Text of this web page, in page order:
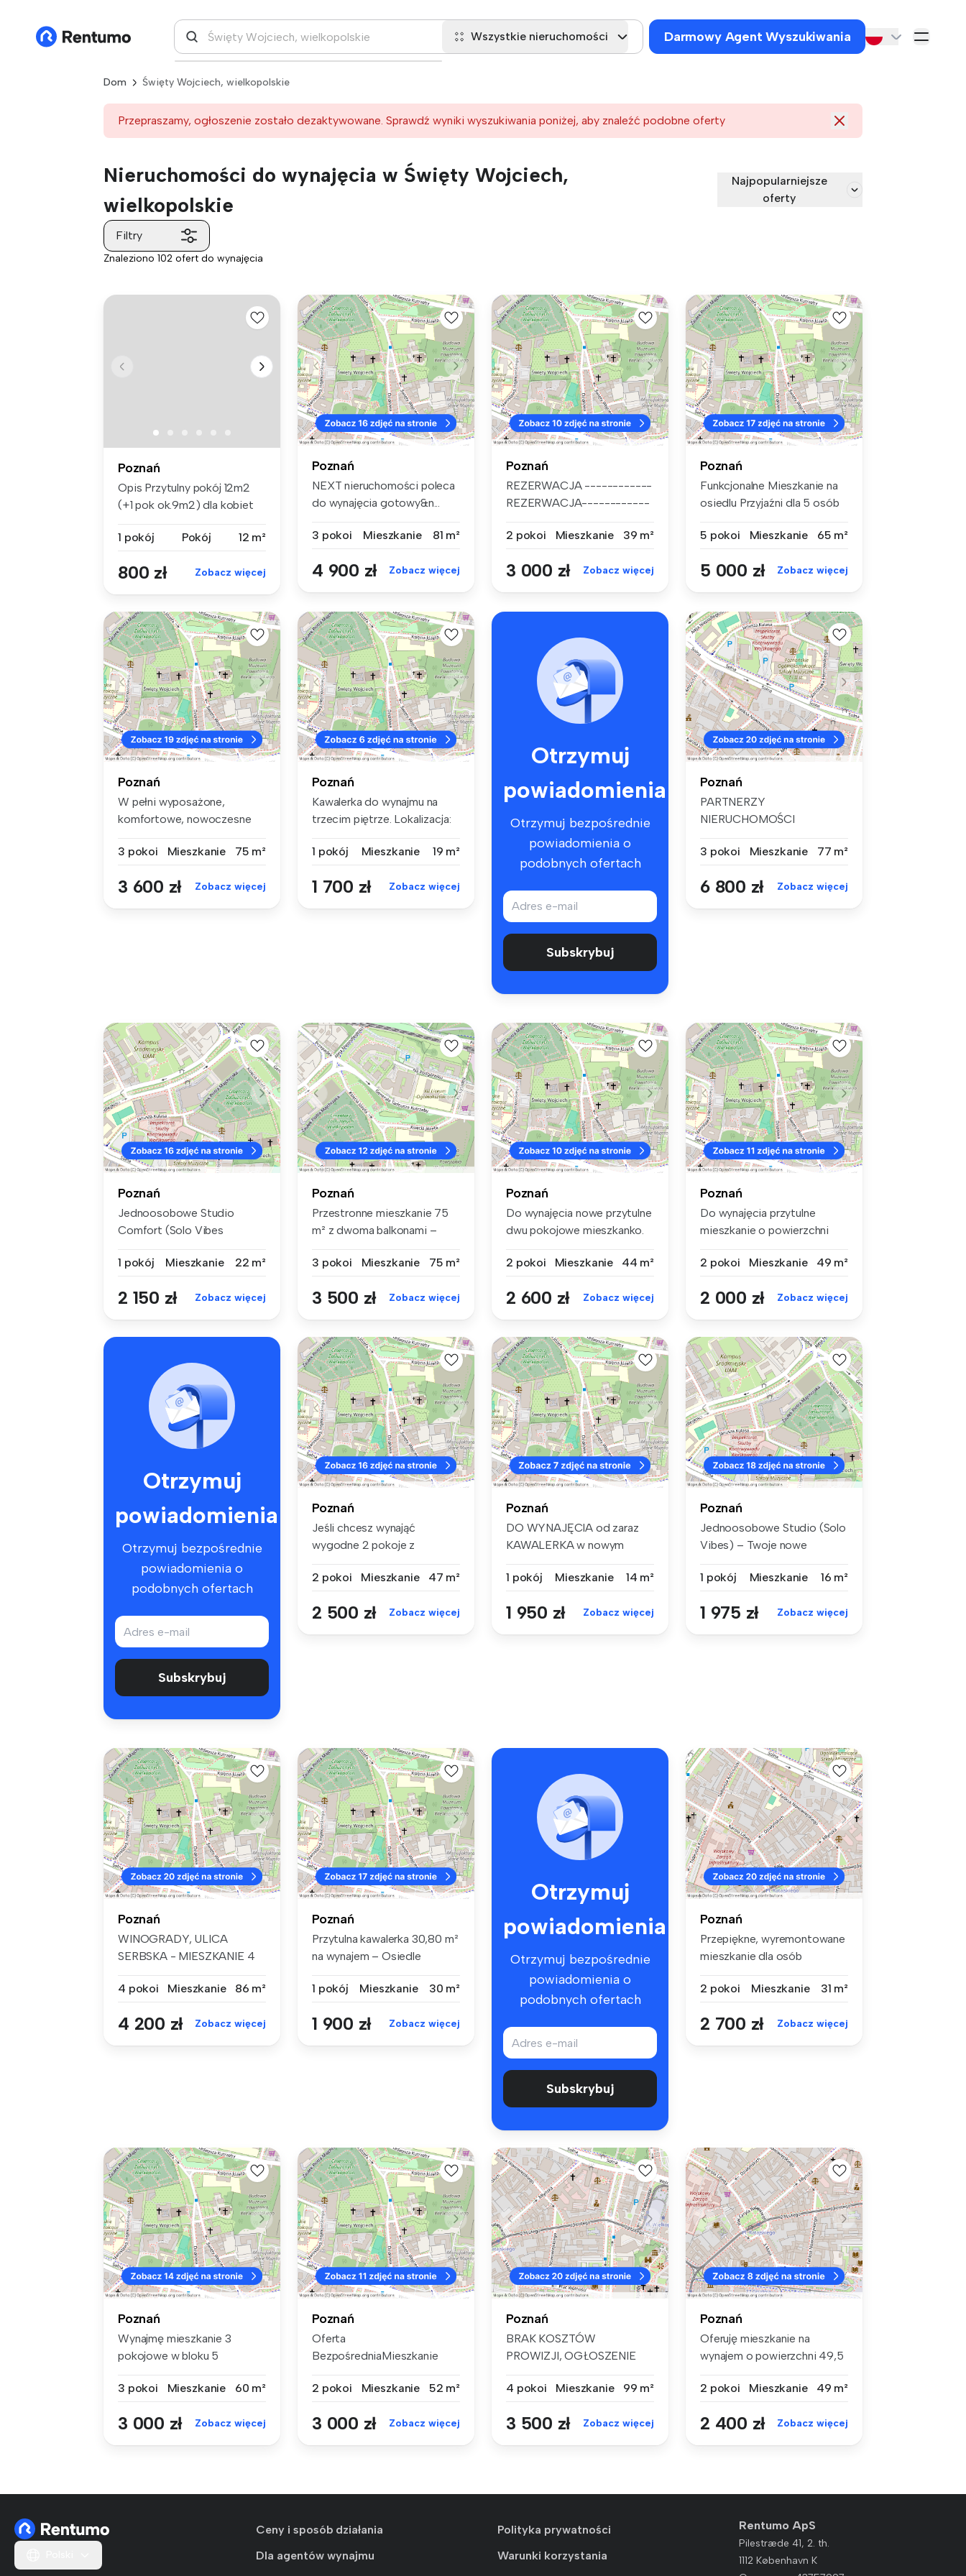
Wszystkie nieruchomości Darmowy Agent Wyszukiwania
Dom Święty Wojciech, wielkopolskie
Przepraszamy, ogłoszenie zostało dezaktywowane. Sprawdź wyniki wyszukiwania poniżej, aby znaleźć podobne oferty
Nieruchomości do wynajęcia w Święty Wojciech,
wielkopolskie
Najpopularniejsze
oferty
Filtry
Znaleziono 102 ofert do wynajęcia
Poznań
Opis Przytulny pokój 12m2
(+1 pok ok.9m2) dla kobiet
1 pokój
Pokój 12 m²
800 zł Zobacz więcej
Poznań
NEXT nieruchomości poleca
do wynajęcia gotowy&n...
3 pokoi Mieszkanie 81 m²
4 900 zł Zobacz więcej
Poznań
REZERWACJA ------------
REZERWACJA------------
2 pokoi
Mieszkanie 39 m²
3 000 zł Zobacz więcej
Poznań
Funkcjonalne Mieszkanie na
osiedlu Przyjaźni dla 5 osób
5 pokoi
Mieszkanie 65 m²
5 000 zł Zobacz więcej
Poznań
W pełni wyposażone,
komfortowe, nowoczesne
3 pokoi
Mieszkanie 75 m²
3 600 zł Zobacz więcej
Poznań
Kawalerka do wynajmu na
trzecim piętrze. Lokalizacja:
1 pokój
Mieszkanie 19 m²
1 700 zł Zobacz więcej
Otrzymuj
powiadomienia
Otrzymuj bezpośrednie
powiadomienia o
podobnych ofertach
Subskrybuj
Poznań
PARTNERZY
NIERUCHOMOŚCI
WYNAJĘCIA– zupełnie n...
3 pokoi Mieszkanie 77 m²
6 800 zł Zobacz więcej
Poznań
Jednoosobowe Studio
Comfort (Solo Vibes
1 pokój
Mieszkanie 22 m²
2 150 zł Zobacz więcej
Poznań
Przestronne mieszkanie 75
m² z dwoma balkonami –
3 pokoi
Mieszkanie 75 m²
3 500 zł Zobacz więcej
Poznań
Do wynajęcia nowe przytulne
dwu pokojowe mieszkanko.
2 pokoi
Mieszkanie 44 m²
2 600 zł Zobacz więcej
Poznań
Do wynajęcia przytulne
mieszkanie o powierzchni
2 pokoi
Mieszkanie 49 m²
2 000 zł Zobacz więcej
Otrzymuj
powiadomienia
Otrzymuj bezpośrednie
powiadomienia o
podobnych ofertach
Subskrybuj
Poznań
Jeśli chcesz wynająć
wygodne 2 pokoje z
2 pokoi
Mieszkanie 47 m²
2 500 zł Zobacz więcej
Poznań
DO WYNAJĘCIA od zaraz
KAWALERKA w nowym
1 pokój
Mieszkanie 14 m²
1 950 zł Zobacz więcej
Poznań
Jednoosobowe Studio (Solo
Vibes) – Twoje nowe
1 pokój
Mieszkanie 16 m²
1 975 zł Zobacz więcej
Poznań
WINOGRADY, ULICA
SERBSKA - MIESZKANIE 4
4 pokoi
Mieszkanie 86 m²
4 200 zł Zobacz więcej
Poznań
Przytulna kawalerka 30,80 m²
na wynajem – Osiedle
1 pokój
Mieszkanie 30 m²
1 900 zł Zobacz więcej
Otrzymuj
powiadomienia
Otrzymuj bezpośrednie
powiadomienia o
podobnych ofertach
Subskrybuj
Poznań
Przepiękne, wyremontowane
mieszkanie dla osób
2 pokoi
Mieszkanie 31 m²
2 700 zł Zobacz więcej
Poznań
Wynajmę mieszkanie 3
pokojowe w bloku 5
3 pokoi
Mieszkanie 60 m²
3 000 zł Zobacz więcej
Poznań
Oferta
BezpośredniaMieszkanie
01.08.20...
2 pokoi Mieszkanie 52 m²
3 000 zł Zobacz więcej
Poznań
BRAK KOSZTÓW
PROWIZJI, OGŁOSZENIE
P...
4 pokoi Mieszkanie 99 m²
3 500 zł Zobacz więcej
Poznań
Oferuję mieszkanie na
wynajem o powierzchni 49,5
2 pokoi
Mieszkanie 49 m²
2 400 zł Zobacz więcej
Ceny i sposób działania
Dla agentów wynajmu
Polityka prywatności
Warunki korzystania
Rentumo ApS
Pilestræde 41, 2. th.
1112 København K